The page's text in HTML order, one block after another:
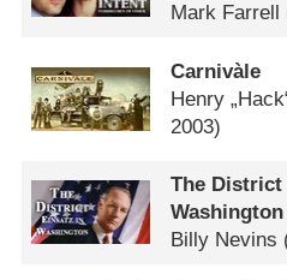
Mark Farrell
Carnivàle
Henry
2003)
The
Washington
Billy Nevins